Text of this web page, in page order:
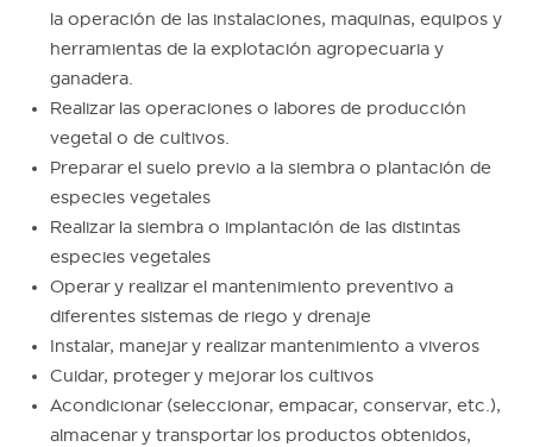
la operación de las instalaciones, maquinas, equipos y
herramientas de la explotación agropecuaria y
ganadera.
Realizar las operaciones o labores de producción
vegetal o de cultivos.
Preparar el suelo previo a la siembra o plantación de
especies vegetales
Realizar la siembra o implantación de las distintas
especies vegetales
Operar y realizar el mantenimiento preventivo a
diferentes sistemas de riego y drenaje
Instalar, manejar y realizar mantenimiento a viveros
Cuidar, proteger y mejorar los cultivos
Acondicionar (seleccionar, empacar, conservar, etc.),
almacenar y transportar los productos obtenidos,